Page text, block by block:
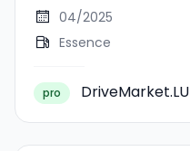
04/2025
Essence
pro DriveMarket.LU